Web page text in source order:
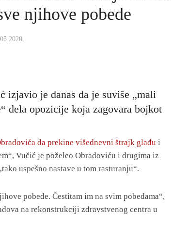
njihove pobede
izjavio je danas da je suviše „mali
dela opozicije koja zagovara bojkot
da prekine višednevni štrajk glađu i
Vučić je poželeo Obradoviću i drugima iz
uspešno nastave u tom rasturanju“.
pobede. Čestitam im na svim pobedama“,
na rekonstrukciji zdravstvenog centra u